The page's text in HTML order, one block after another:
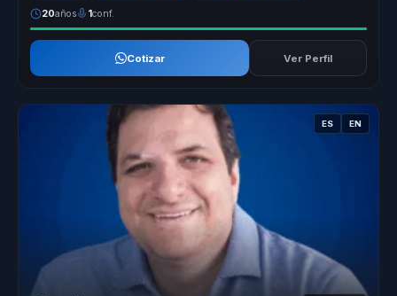
20años 1conf.
Cotizar Ver Perfil
ES EN